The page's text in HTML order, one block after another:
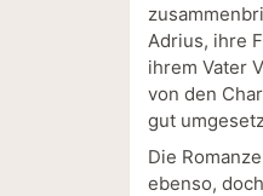
Adrius, ihre
ihrem Vater
von den
gut
Die
ebenso,